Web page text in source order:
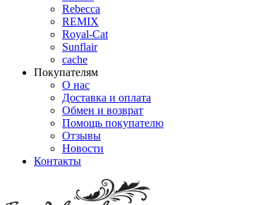
Rebecca
REMIX
Royal-Cat
Sunflair
cache
Покупателям
О нас
Доставка и оплата
Обмен и возврат
Помощь покупателю
Отзывы
Новости
Контакты